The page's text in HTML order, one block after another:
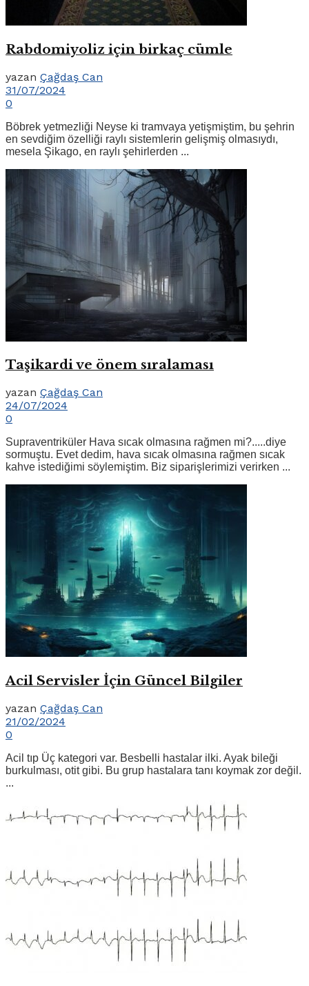
Rabdomiyoliz için birkaç cümle
yazan Çağdaş Can
31/07/2024
0
Böbrek yetmezliği Neyse ki tramvaya yetişmiştim, bu şehrin
en sevdiğim özelliği raylı sistemlerin gelişmiş olmasıydı,
mesela Şikago, en raylı şehirlerden ...
Taşikardi ve önem sıralaması
yazan Çağdaş Can
24/07/2024
0
Supraventriküler Hava sıcak olmasına rağmen mi?.....diye
sormuştu. Evet dedim, hava sıcak olmasına rağmen sıcak
kahve istediğimi söylemiştim. Biz siparişlerimizi verirken ...
Acil Servisler İçin Güncel Bilgiler
yazan Çağdaş Can
21/02/2024
0
Acil tıp Üç kategori var. Besbelli hastalar ilki. Ayak bileği
burkulması, otit gibi. Bu grup hastalara tanı koymak zor değil.
...